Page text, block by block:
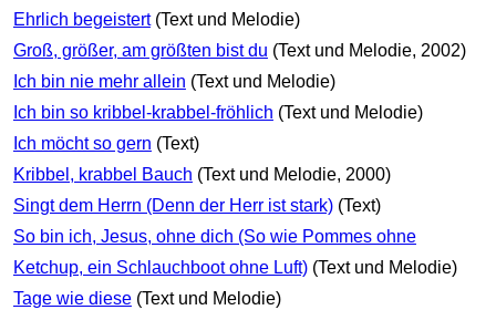
Ehrlich begeistert (Text und Melodie)
Groß, größer, am größten bist du (Text und Melodie, 2002)
Ich bin nie mehr allein (Text und Melodie)
Ich bin so kribbel-krabbel-fröhlich (Text und Melodie)
Ich möcht so gern (Text)
Kribbel, krabbel Bauch (Text und Melodie, 2000)
Singt dem Herrn (Denn der Herr ist stark) (Text)
So bin ich, Jesus, ohne dich (So wie Pommes ohne
Ketchup, ein Schlauchboot ohne Luft) (Text und Melodie)
Tage wie diese (Text und Melodie)